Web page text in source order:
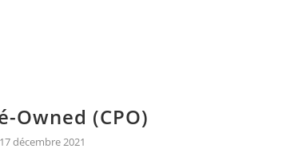
Owned (CPO)
17 décembre 2021